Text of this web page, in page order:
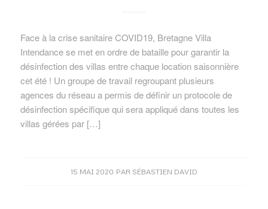
Face à la crise sanitaire COVID19, Bretagne Villa
Intendance se met en ordre de bataille pour garantir la
désinfection des villas entre chaque location saisonnière
cet été ! Un groupe de travail regroupant plusieurs
agences du réseau a permis de définir un protocole de
désinfection spécifique qui sera appliqué dans toutes les
villas gérées par […]
15 MAI 2020 PAR SÉBASTIEN DAVID